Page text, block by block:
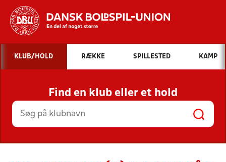
Hvad vil du søge efter?
INDHOLD OG NYHEDER
STILLINGER, RESULTATER, KLUBBER OG
HOLD
KLUB/HOLD RÆKKE SPILLESTED KAMP
Find en klub eller et hold